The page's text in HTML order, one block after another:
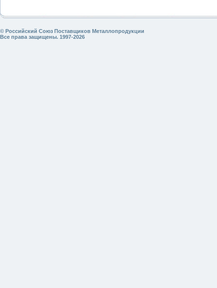
© Российский Союз Поставщиков Металлопродукции
Все права защищены. 1997-2026